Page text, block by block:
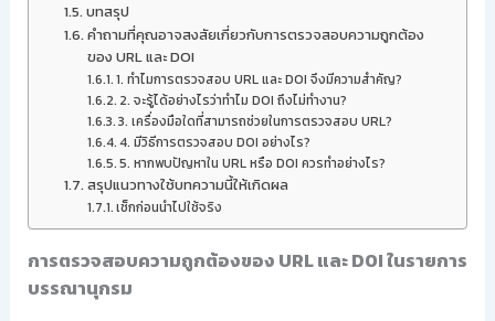
บทสรุป
คำถามที่คุณอาจสงสัยเกี่ยวกับการตรวจสอบความถูกต้อง
ของ URL และ DOI
1. ทำไมการตรวจสอบ URL และ DOI จึงมีความสำคัญ?
2. จะรู้ได้อย่างไรว่าทำไม DOI ถึงไม่ทำงาน?
3. เครื่องมือใดที่สามารถช่วยในการตรวจสอบ URL?
4. มีวิธีการตรวจสอบ DOI อย่างไร?
5. หากพบปัญหาใน URL หรือ DOI ควรทำอย่างไร?
สรุปแนวทางใช้บทความนี้ให้เกิดผล
เช็กก่อนนำไปใช้จริง
การตรวจสอบความถูกต้องของ URL และ DOI ในรายการ
บรรณานุกรม